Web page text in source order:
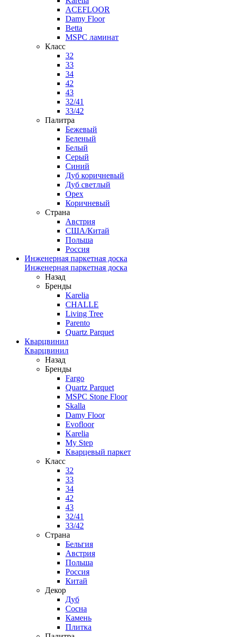
ACEFLOOR
Damy Floor
Betta
MSPC ламинат
Класс
32
33
34
42
43
32/41
33/42
Палитра
Бежевый
Беленый
Белый
Серый
Синий
Дуб коричневый
Дуб светлый
Орех
Коричневый
Страна
Австрия
США/Китай
Польша
Россия
Инженерная паркетная доска
Инженерная паркетная доска
Назад
Бренды
Karelia
CHALLE
Living Tree
Parento
Quartz Parquet
Кварцвинил
Кварцвинил
Назад
Бренды
Fargo
Quartz Parquet
MSPC Stone Floor
Skalla
Damy Floor
Evofloor
Karelia
My Step
Кварцевый паркет
Класс
32
33
34
42
43
32/41
33/42
Страна
Бельгия
Австрия
Польша
Россия
Китай
Декор
Дуб
Сосна
Камень
Плитка